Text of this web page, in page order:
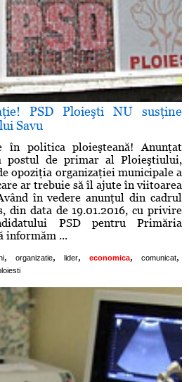
PSD Ploieşti NU susţine
Savu
în politica ploieşteană! Anunţat
postul de primar al Ploieştiului,
opoziţia organizaţiei municipale a
ar trebuie să îl ajute în viitoarea
în vedere anunţul din cadrul
din data de 19.01.2016, cu privire
PSD pentru Primăria
informăm ...
, organizatie, lider, economica, comunicat,